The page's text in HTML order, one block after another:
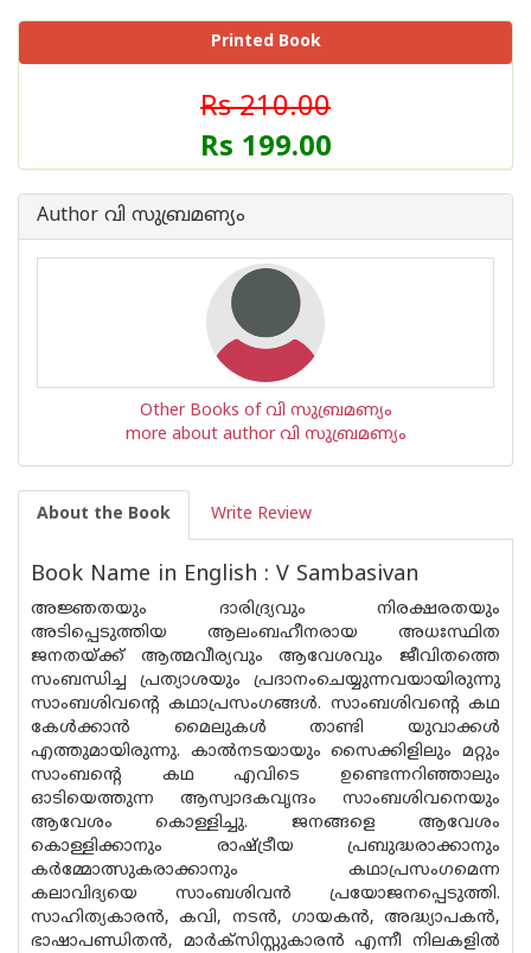
Printed Book
Rs 210.00
Rs 199.00
Author വി സുബ്രമണ്യം
Other Books of വി സുബ്രമണ്യം
more about author വി സുബ്രമണ്യം
About the Book Write Review
Book Name in English : V Sambasivan
അജ്ഞതയും ദാരിദ്ര്യവും നിരക്ഷരതയും
അടിപ്പെടുത്തിയ ആലംബഹീനരായ അധഃസ്ഥിത
ജനതയ്ക്ക് ആത്മവീര്യവും ആവേശവും ജീവിതത്തെ
സംബന്ധിച്ച പ്രത്യാശയും പ്രദാനംചെയ്യുന്നവയായിരുന്നു
സാംബശിവന്റെ കഥാപ്രസംഗങ്ങള്‍. സാംബശിവന്റെ കഥ
കേള്‍ക്കാന്‍ മൈലുകള്‍ താണ്ടി യുവാക്കള്‍
എത്തുമായിരുന്നു. കാല്‍നടയായും സൈക്കിളിലും മറ്റും
സാംബന്റെ കഥ എവിടെ ഉണ്ടെന്നറിഞ്ഞാലും
ഓടിയെത്തുന്ന ആസ്വാദകവൃന്ദം സാംബശിവനെയും
ആവേശം കൊള്ളിച്ചു. ജനങ്ങളെ ആവേശം
കൊള്ളിക്കാനും രാഷ്ട്രീയ പ്രബുദ്ധരാക്കാനും
കര്‍മ്മോത്സുകരാക്കാനും കഥാപ്രസംഗമെന്ന
കലാവിദ്യയെ സാംബശിവന്‍ പ്രയോജനപ്പെടുത്തി.
സാഹിത്യകാരന്‍, കവി, നടന്‍, ഗായകന്‍, അദ്ധ്യാപകന്‍,
ഭാഷാപണ്ഡിതന്‍, മാര്‍ക്‌സിസ്റ്റുകാരന്‍ എന്നീ നിലകളില്‍